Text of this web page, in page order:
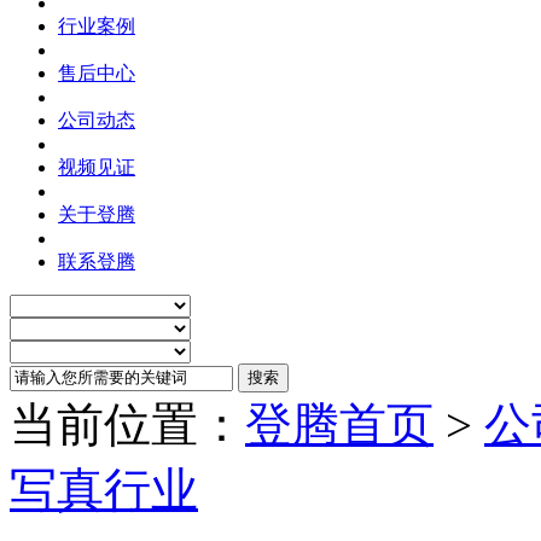
行业案例
售后中心
公司动态
视频见证
关于登腾
联系登腾
当前位置： 登腾首页 >
写真行业